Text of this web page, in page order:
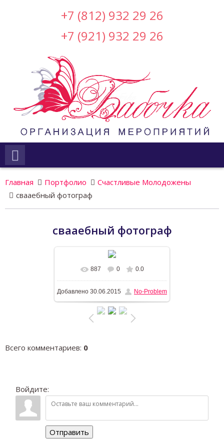
+7 (812) 932 29 26
+7 (921) 932 29 26
Главная Портфолио
Счастливые Молодожены
свааебный фотограф
свааебный фотограф
В реальном размере 1196x768
472.4Kb
887 0 0.0
Добавлено 30.06.2015 No-Problem
Всего комментариев: 0
Войдите:
Отправить